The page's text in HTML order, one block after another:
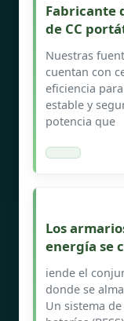
Fabricante
de CC
Nuestras
cuentan con
eficiencia
estable y
potencia que
Los
energía se
iende el
donde se
Un sistema